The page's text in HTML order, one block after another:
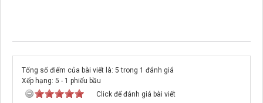
Tổng số điểm của bài viết là: 5 trong 1 đánh giá
Xếp hạng: 5 - 1 phiếu bầu
Click để đánh giá bài viết